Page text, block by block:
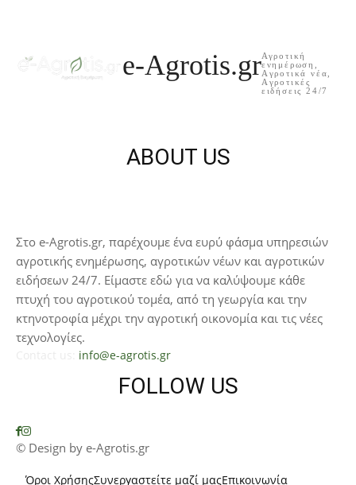
e-Agrotis.grΑγροτική
ενημέρωση,
Aγροτικά νέα,
Aγροτικές
ειδήσεις 24/7
ABOUT US
Στο e-Agrotis.gr, παρέχουμε ένα ευρύ φάσμα υπηρεσιών
αγροτικής ενημέρωσης, αγροτικών νέων και αγροτικών
ειδήσεων 24/7. Είμαστε εδώ για να καλύψουμε κάθε
πτυχή του αγροτικού τομέα, από τη γεωργία και την
κτηνοτροφία μέχρι την αγροτική οικονομία και τις νέες
τεχνολογίες.
info@e-agrotis.gr
FOLLOW US
© Design by e-Agrotis.gr
Όροι ΧρήσηςΣυνεργαστείτε μαζί μαςΕπικοινωνία